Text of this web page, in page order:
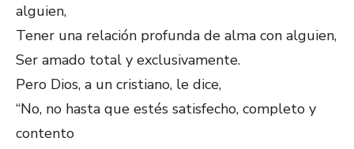
alguien,
Tener una relación profunda de alma con alguien,
Ser amado total y exclusivamente.
Pero Dios, a un cristiano, le dice,
“No, no hasta que estés satisfecho, completo y
contento